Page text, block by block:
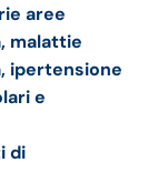
aree
malattie
ipertensione
e
di